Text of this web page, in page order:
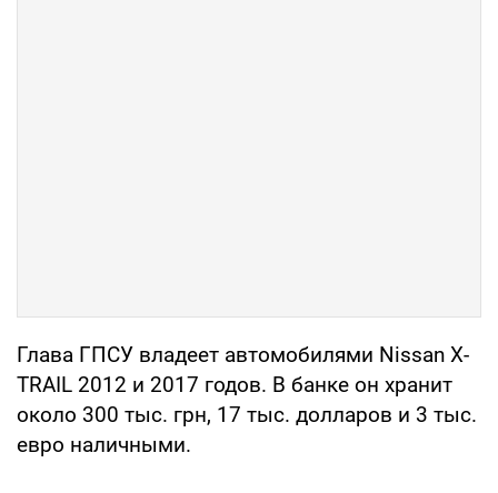
Глава ГПСУ владеет автомобилями Nissan X-
TRAIL 2012 и 2017 годов. В банке он хранит
около 300 тыс. грн, 17 тыс. долларов и 3 тыс.
евро наличными.